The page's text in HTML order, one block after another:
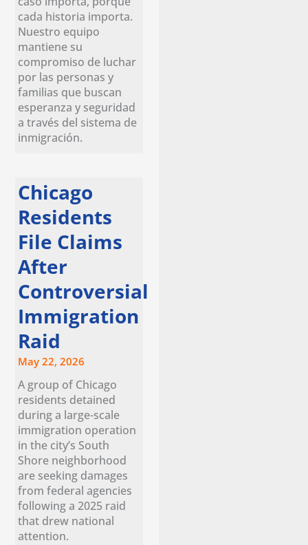
cada historia importa.
Nuestro equipo
mantiene su
compromiso de luchar
por las personas y
familias que buscan
esperanza y seguridad
a través del sistema de
inmigración.
Chicago
Residents
File Claims
After
Controversial
Immigration
Raid
May 22, 2026
A group of Chicago
residents detained
during a large-scale
immigration operation
in the city’s South
Shore neighborhood
are seeking damages
from federal agencies
following a 2025 raid
that drew national
attention.